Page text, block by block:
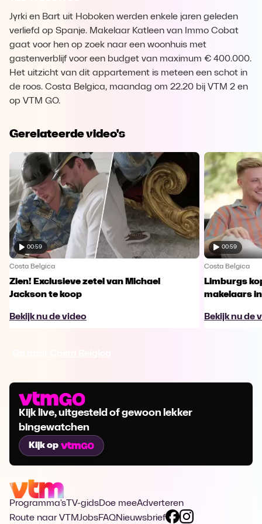
Jyrki en Bart uit Hoboken werden enkele jaren geleden
verliefd op Spanje. Makelaar Katleen van Immo Cobat
gaat voor hen op zoek naar een woonhuis met
gastenverblijf voor een budget van maximum € 400.000.
Het uitzicht van dit appartement is meteen een schot in
de roos. Costa Belgica, maandag om 22.20 bij VTM 2 en
op VTM GO.
Gerelateerde video's
00:59
Costa Belgica
Zien! Exclusieve zetel van Michael
Jackson te koop
Bekijk nu de video
00:59
Costa Belgica
Limburgs
makelaars
Bekijk nu de
Kijk live, uitgesteld of gewoon lekker
bingewatchen
Kijk op
Programma's TV-gidsDoe meeAdverteren
Route naar VTMJobsFAQNieuwsbrief